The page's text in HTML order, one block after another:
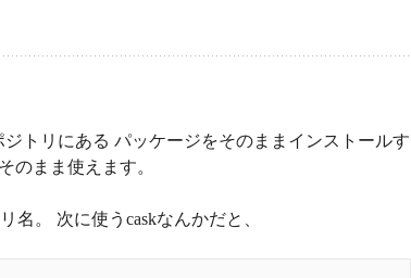
トリにある パッケージをそのままインストールす
のまま使えます。
名。 次に使うcaskなんかだと、